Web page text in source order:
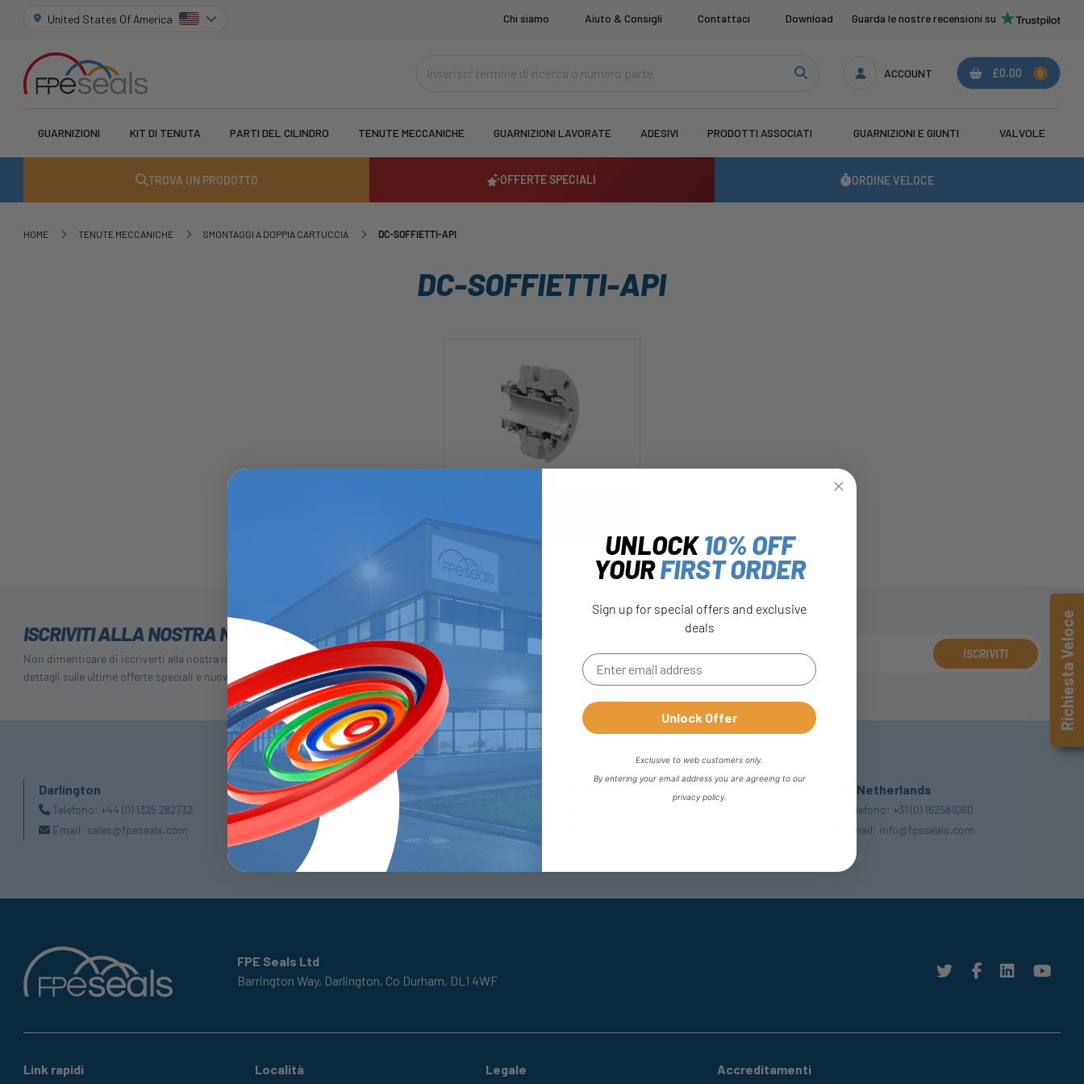
United States Of America Chi siamo Aiuto & Consigli Contattaci Download Guarda le nostre recensioni su
ACCOUNT £0.00 0
GUARNIZIONI KIT DI TENUTA PARTI DEL CILINDRO TENUTE MECCANICHE GUARNIZIONI LAVORATE ADESIVI PRODOTTI ASSOCIATI GUARNIZIONI E GIUNTI VALVOLE
TROVA UN PRODOTTO OFFERTE SPECIALI ORDINE VELOCE
HOME TENUTE MECCANICHE SMONTAGGI A DOPPIA CARTUCCIA DC-SOFFIETTI-API
DC-SOFFIETTI-API
ISCRIVITI ALLA NOSTRA NEWSLETTER
Non dimenticare di iscriverti alla nostra newsletter per ricevere
dettagli sulle ultime offerte speciali e nuovi prodotti.
ISCRIVITI
Darlington
Telefono: +44 (0) 1325 282732
Email: sales@fpeseals.com
Doncaster
Telefono:
+44 (0) 1302727252
Email:
doncaster@fpeseals.com
The Netherlands
Telefono: +31 (0) 162581060
Email: info@fpeseals.com
FPE Seals Ltd
Barrington Way, Darlington, Co Durham, DL1 4WF
Link rapidi Località Legale Accreditamenti
Richiesta Veloce
UNLOCK10% OFF
YOURFIRST ORDER
Sign up for special offers and exclusive
deals
Unlock Offer
Exclusive to web customers only.
By entering your email address you are agreeing to our
privacy policy.